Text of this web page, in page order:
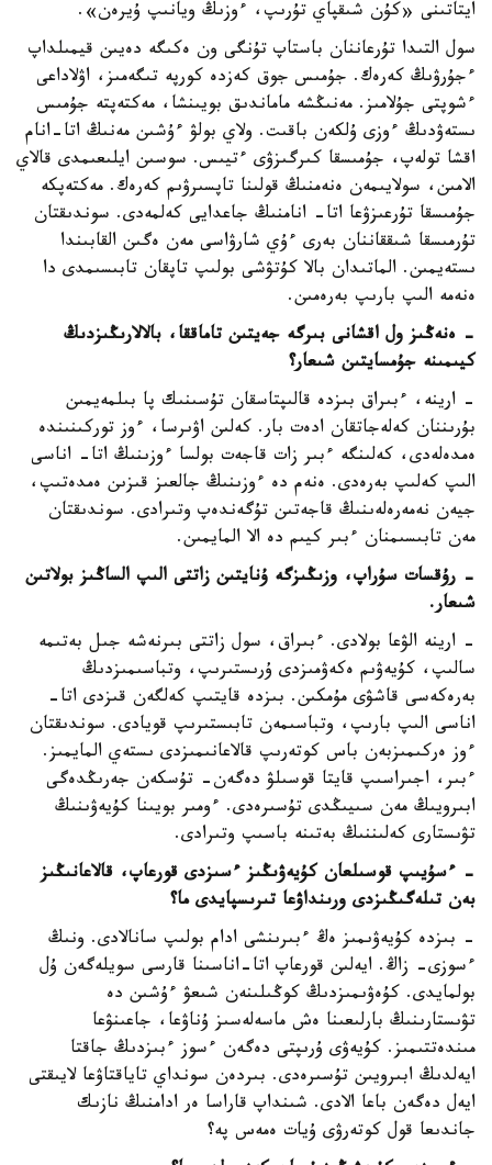
ايتاتىنى «كۇن شىقپاي تۇرىپ، ءوزىڭ ويانىپ ۇيرەن».
سول التىدا تۇرعاننان باستاپ تۇنگى ون ەكىگە دەيىن قيمىلداپ
ءجۇرۋىڭ كەرەك. جۇمىس جوق كەزدە كورپە تىگەمىز، اۋلاداعى
ءشوپتى جۇلامىز. مەنىڭشە ماماندىق بويىنشا، مەكتەپتە جۇمىس
ىستەۋدىڭ ءوزى ۇلكەن باقىت. ولاي بولۋ ءۇشىن مەنىڭ اتا-انام
اقشا تولەپ، جۇمىسقا كىرگىزۋى ءتيىس. سوسىن ايلىعىمدى قالاي
الامىن، سولايىمەن ەنەمنىڭ قولىنا تاپسىرۋىم كەرەك. مەكتەپكە
جۇمىسقا تۇرعىزۋعا اتا- انامنىڭ جاعدايى كەلمەدى. سوندىقتان
تۇرمىسقا شىققاننان بەرى ءۇي شارۋاسى مەن ەگىن القابىندا
ىستەيمىن. الماتىدان بالا كۇتۋشى بولىپ تاپقان تابىسىمدى دا
ەنەمە الىپ بارىپ بەرەمىن.
- ەنەڭىز ول اقشانى بىرگە جەيتىن تاماققا، بالالارىڭىزدىڭ
كيىمىنە جۇمسايتىن شىعار؟
- ارينە، ءبىراق بىزدە قالىپتاسقان تۇسىنىك پا بىلمەيمىن
بۇرىننان كەلەجاتقان ادەت بار. كەلىن اۋىرسا، ءوز توركىنىندە
ەمدەلەدى، كەلىنگە ءبىر زات قاجەت بولسا ءوزىنىڭ اتا- اناسى
الىپ كەلىپ بەرەدى. ەنەم دە ءوزىنىڭ جالعىز قىزىن ەمدەتىپ،
جيەن نەمەرەلەىنىڭ قاجەتىن تۇگەندەپ وتىرادى. سوندىقتان
مەن تابىسىمنان ءبىر كيىم دە الا المايمىن.
- رۇقسات سۇراپ، وزىڭىزگە ۇنايتىن زاتتى الىپ الساڭىز بولاتىن
شىعار.
- ارينە الۋعا بولادى. ءبىراق، سول زاتتى بىرنەشە جىل بەتىمە
سالىپ، كۇيەۋىم ەكەۋمىزدى ۇرىستىرىپ، وتباسىمىزدىڭ
بەرەكەسى قاشۋى مۇمكىن. بىزدە قايتىپ كەلگەن قىزدى اتا-
اناسى الىپ بارىپ، وتباسىمەن تابىستىرىپ قويادى. سوندىقتان
ءوز ەركىمىزبەن باس كوتەرىپ قالاعانىمىزدى ىستەي المايمىز.
ءبىر، اجىراسىپ قايتا قوسىلۋ دەگەن- تۇسكەن جەرىڭدەگى
ابىرويىڭ مەن سىيىڭدى تۇسىرەدى. ءومىر بويىنا كۇيەۋىنىڭ
تۋىستارى كەلىننىڭ بەتىنە باسىپ وتىرادى.
- ءسۇيىپ قوسىلعان كۇيەۋىڭىز ءسىزدى قورعاپ، قالاعانىڭىز
بەن تىلەگىڭىزدى ورىنداۋعا تىرىسپايدى ما؟
- بىزدە كۇيەۋىمىز ەڭ ءبىرىنشى ادام بولىپ سانالادى. ونىڭ
ءسوزى- زاڭ. ايەلىن قورعاپ اتا-اناسىنا قارسى سويلەگەن ۇل
بولمايدى. كۇەۋىمىزدىڭ كوڭىلىنەن شىعۋ ءۇشىن دە
تۋىستارىنىڭ بارلىعىنا ەش ماسەلەسىز ۇناۋعا، جاعىنۋعا
مىندەتتىمىز. كۇيەۋى ۇرىپتى دەگەن ءسوز ءبىزدىڭ جاقتا
ايەلدىڭ ابىرويىن تۇسىرەدى. بىردەن سونداي تاياقتاۋعا لايىقتى
ايەل دەگەن باعا الادى. شىنداپ قاراسا ەر ادامنىڭ نازىك
جاندىعا قول كوتەرۋى ۇيات ەمەس پە؟